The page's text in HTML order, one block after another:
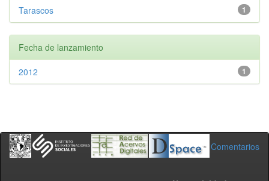
1
Tarascos
Fecha de lanzamiento
1
2012
Comentarios